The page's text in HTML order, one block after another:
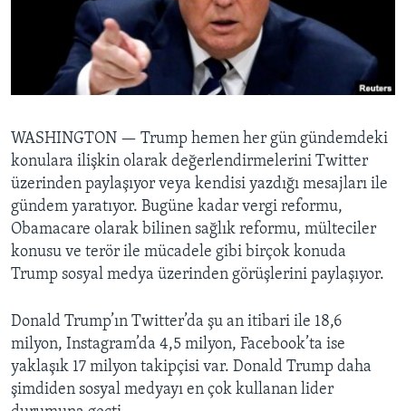
HAYATTAN
SANAT
BIZI TAKIP EDIN
Diller
WASHINGTON — Trump hemen her gün gündemdeki
konulara ilişkin olarak değerlendirmelerini Twitter
üzerinden paylaşıyor veya kendisi yazdığı mesajları ile
gündem yaratıyor. Bugüne kadar vergi reformu,
Obamacare olarak bilinen sağlık reformu, mülteciler
konusu ve terör ile mücadele gibi birçok konuda
Trump sosyal medya üzerinden görüşlerini paylaşıyor.
Donald Trump’ın Twitter’da şu an itibari ile 18,6
milyon, Instagram’da 4,5 milyon, Facebook’ta ise
yaklaşık 17 milyon takipçisi var. Donald Trump daha
şimdiden sosyal medyayı en çok kullanan lider